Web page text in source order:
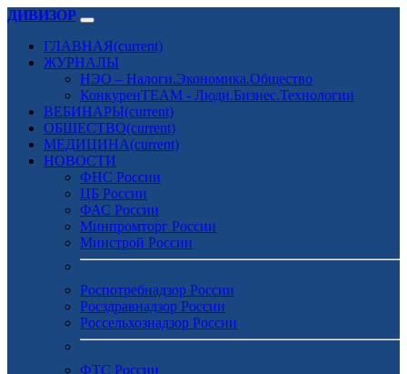
ДИВИЗОР
ГЛАВНАЯ(current)
ЖУРНАЛЫ
НЭО – Налоги.Экономика.Общество
КонкуренTEAM - Люди.Бизнес.Технологии
ВЕБИНАРЫ(current)
ОБЩЕСТВО(current)
МЕДИЦИНА(current)
НОВОСТИ
ФНС России
ЦБ России
ФАС России
Минпромторг России
Минстрой России
Роспотребнадзор России
Росздравнадзор России
Россельхознадзор России
ФТС России